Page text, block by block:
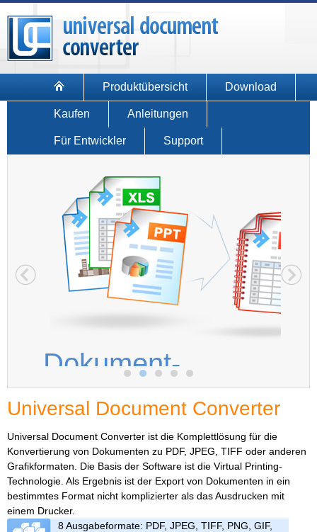
Produktübersicht Download
Kaufen Anleitungen
Für Entwickler Support
Dokument-
Kombination
Kombinieren Sie mehrere
verschiedene Dokumente in ein
PDF, TIFF oder DCX!
So funktioniert es
Universal Document Converter
Universal Document Converter ist die Komplettlösung für die
Konvertierung von Dokumenten zu PDF, JPEG, TIFF oder anderen
Grafikformaten. Die Basis der Software ist die Virtual Printing-
Technologie. Als Ergebnis ist der Export von Dokumenten in ein
bestimmtes Format nicht komplizierter als das Ausdrucken mit
einem Drucker.
8 Ausgabeformate: PDF, JPEG, TIFF, PNG, GIF,